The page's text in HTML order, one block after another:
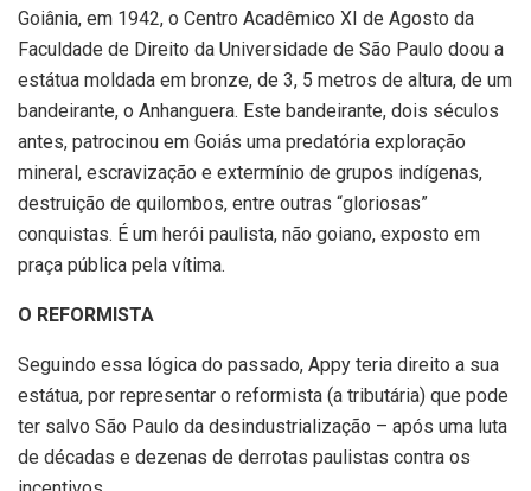
Goiânia, em 1942, o Centro Acadêmico XI de Agosto da
Faculdade de Direito da Universidade de São Paulo doou a
estátua moldada em bronze, de 3, 5 metros de altura, de um
bandeirante, o Anhanguera. Este bandeirante, dois séculos
antes, patrocinou em Goiás uma predatória exploração
mineral, escravização e extermínio de grupos indígenas,
destruição de quilombos, entre outras “gloriosas”
conquistas. É um herói paulista, não goiano, exposto em
praça pública pela vítima.
O REFORMISTA
Seguindo essa lógica do passado, Appy teria direito a sua
estátua, por representar o reformista (a tributária) que pode
ter salvo São Paulo da desindustrialização – após uma luta
de décadas e dezenas de derrotas paulistas contra os